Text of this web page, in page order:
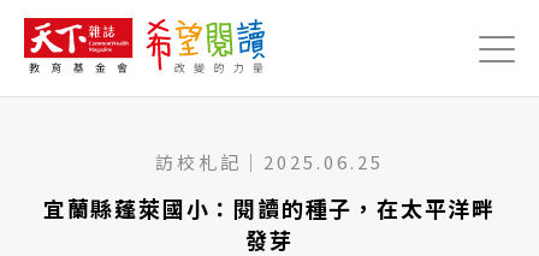
Jump to Navigation
Jump to Main content
訪校札記 ｜ 2025.06.25
宜蘭縣蓬萊國小：閱讀的種子，在太平洋畔
發芽